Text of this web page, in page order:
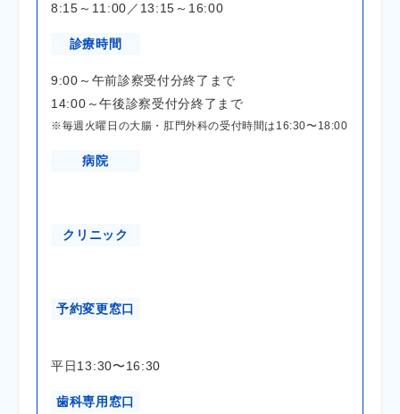
8:15～11:00／13:15～16:00
診療時間
9:00～午前診察受付分終了まで
14:00～午後診察受付分終了まで
※毎週火曜日の大腸・肛門外科の受付時間は16:30〜18:00
病院
クリニック
予約変更窓口
平日13:30〜16:30
歯科専用窓口